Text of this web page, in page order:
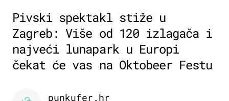
Pivski spektakl stiže u
Zagreb: Više od 120 izlagača i
najveći lunapark u Europi
čekat će vas na Oktobeer Festu
punkufer.hr